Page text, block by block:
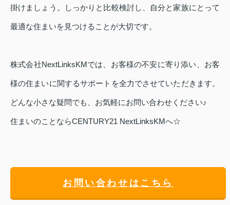
掛けましょう。しっかりと比較検討し、自分と家族にとって
最適な住まいを見つけることが大切です。
株式会社NextLinksKMでは、お客様の不安に寄り添い、お客
様の住まいに関するサポートを全力でさせていただきます。
どんな小さな疑問でも、お気軽にお問い合わせください♪
住まいのことならCENTURY21 NextLinksKMへ☆
お問い合わせはこちら